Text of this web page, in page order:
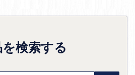
検索する